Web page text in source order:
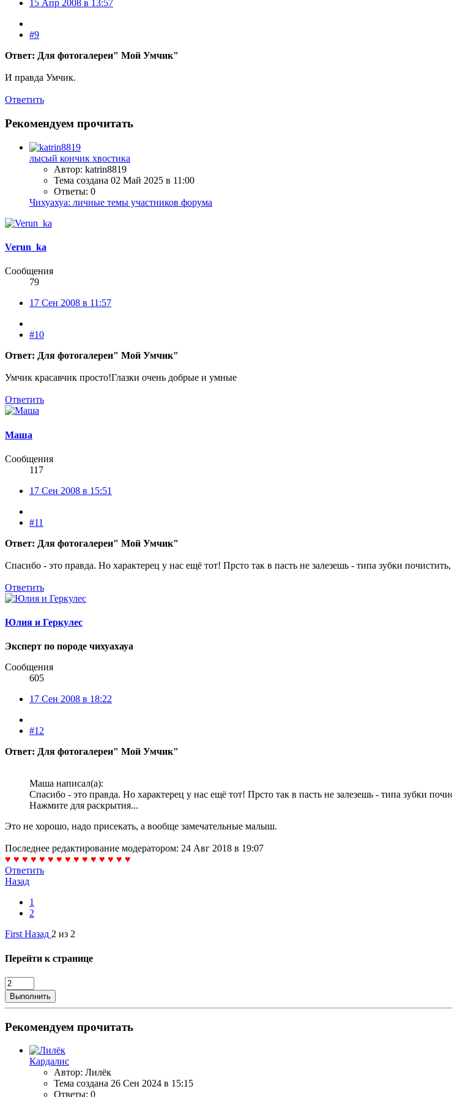
15 Апр 2008 в 13:57
#9
Ответ: Для фотогалереи" Мой Умчик"
И правда Умчик.
Ответить
Рекомендуем прочитать
лысый кончик хвостика
Автор: katrin8819
Тема создана 02 Май 2025 в 11:00
Ответы: 0
Чихуахуа: личные темы участников форума
Verun_ka
Сообщения
79
17 Сен 2008 в 11:57
#10
Ответ: Для фотогалереи" Мой Умчик"
Умчик красавчик просто!Глазки очень добрые и умные
Ответить
Маша
Сообщения
117
17 Сен 2008 в 15:51
#11
Ответ: Для фотогалереи" Мой Умчик"
Спасибо - это правда. Но характерец у нас ещё тот! Прсто так в пасть не залезешь - типа зубки
Ответить
Юлия и Геркулес
Эксперт по породе чихуахауа
Сообщения
605
17 Сен 2008 в 18:22
#12
Ответ: Для фотогалереи" Мой Умчик"
Маша написал(а):
Спасибо - это правда. Но характерец у нас ещё тот! Прсто так в пасть не залезешь - типа зубки
Нажмите для раскрытия...
Это не хорошо, надо присекать, а вообще замечательные малыш.
Последнее редактирование модератором: 24 Авг 2018 в 19:07
♥ ♥ ♥ ♥ ♥ ♥ ♥ ♥ ♥ ♥ ♥ ♥ ♥ ♥ ♥
Ответить
Назад
1
2
First Назад 2 из 2
Перейти к странице
Выполнить
Рекомендуем прочитать
Кардалис
Автор: Лилёк
Тема создана 26 Сен 2024 в 15:15
Ответы: 0